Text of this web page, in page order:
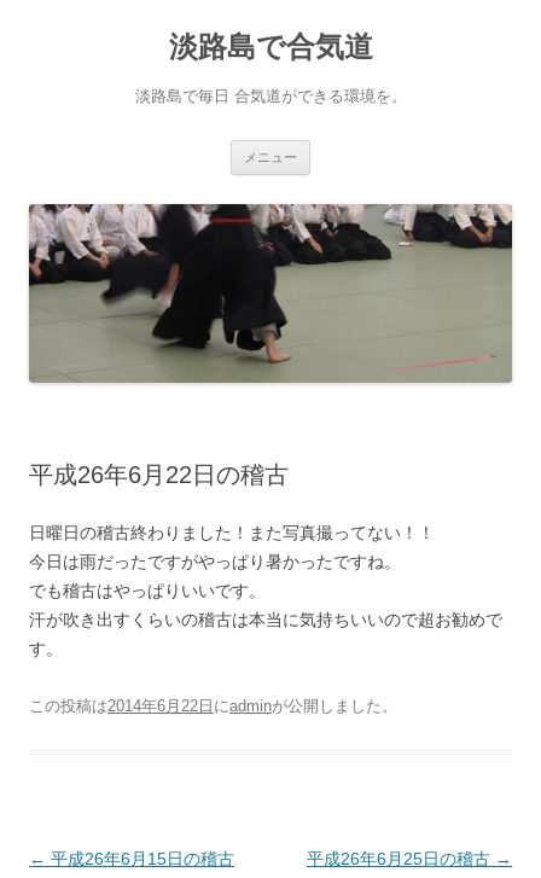
淡路島で合気道
淡路島で毎日 合気道ができる環境を。
メニュー
平成26年6月22日の稽古
日曜日の稽古終わりました！また写真撮ってない！！
今日は雨だったですがやっぱり暑かったですね。
でも稽古はやっぱりいいです。
汗が吹き出すくらいの稽古は本当に気持ちいいので超お勧めで
す。
この投稿は2014年6月22日 にadminが公開しました 。
投稿ナビゲーション
← 平成26年6月15日の稽古 平成26年6月25日の稽古 →